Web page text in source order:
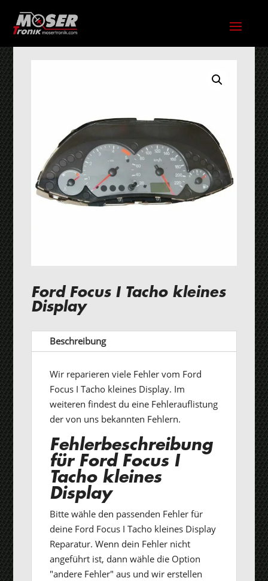
Ford Focus I Tacho kleines
Display
Beschreibung
Wir reparieren viele Fehler vom Ford
Focus I Tacho kleines Display. Im
weiteren findest du eine Fehlerauflistung
der von uns bekannten Fehlern.
Fehlerbeschreibung
für Ford Focus I
Tacho kleines
Display
Bitte wähle den passenden Fehler für
deine Ford Focus I Tacho kleines Display
Reparatur. Wenn dein Fehler nicht
angeführt ist, dann wähle die Option
"andere Fehler" aus und wir erstellen